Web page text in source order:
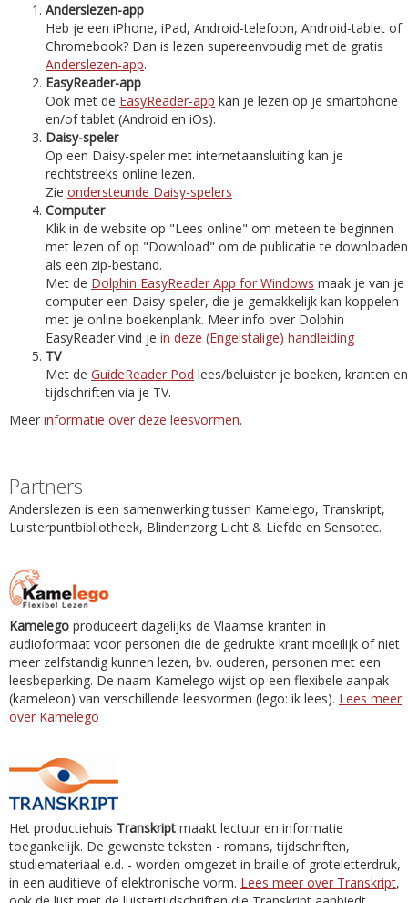
Anderslezen-app
Heb je een iPhone, iPad, Android-telefoon, Android-tablet of
Chromebook? Dan is lezen supereenvoudig met de gratis
Anderslezen-app.
EasyReader-app
Ook met de EasyReader-app kan je lezen op je smartphone
en/of tablet (Android en iOs).
Daisy-speler
Op een Daisy-speler met internetaansluiting kan je
rechtstreeks online lezen.
Zie ondersteunde Daisy-spelers
Computer
Klik in de website op "Lees online" om meteen te beginnen
met lezen of op "Download" om de publicatie te downloaden
als een zip-bestand.
Met de Dolphin EasyReader App for Windows maak je van je
computer een Daisy-speler, die je gemakkelijk kan koppelen
met je online boekenplank. Meer info over Dolphin
EasyReader vind je in deze (Engelstalige) handleiding
TV
Met de GuideReader Pod lees/beluister je boeken, kranten en
tijdschriften via je TV.
Meer informatie over deze leesvormen.
Partners
Anderslezen is een samenwerking tussen Kamelego, Transkript,
Luisterpuntbibliotheek, Blindenzorg Licht & Liefde en Sensotec.
Kamelego produceert dagelijks de Vlaamse kranten in
audioformaat voor personen die de gedrukte krant moeilijk of niet
meer zelfstandig kunnen lezen, bv. ouderen, personen met een
leesbeperking. De naam Kamelego wijst op een flexibele aanpak
(kameleon) van verschillende leesvormen (lego: ik lees). Lees meer
over Kamelego
Het productiehuis Transkript maakt lectuur en informatie
toegankelijk. De gewenste teksten - romans, tijdschriften,
studiemateriaal e.d. - worden omgezet in braille of groteletterdruk,
in een auditieve of elektronische vorm. Lees meer over Transkript,